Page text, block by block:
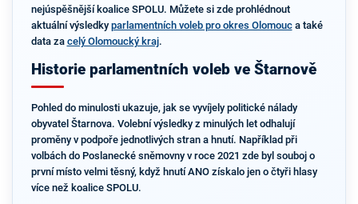
nejúspěšnější koalice SPOLU. Můžete si zde prohlédnout
aktuální výsledky parlamentních voleb pro okres Olomouca také
data za celý Olomoucký kraj.
Historie parlamentních voleb ve Štarnově
Pohled do minulosti ukazuje, jak se vyvíjely politické nálady
obyvatel Štarnova. Volební výsledky z minulých let odhalují
proměny v podpoře jednotlivých stran a hnutí. Například při
volbách do Poslanecké sněmovny v roce 2021 zde byl souboj o
první místo velmi těsný, když hnutí ANO získalo jen o čtyři hlasy
více než koalice SPOLU.